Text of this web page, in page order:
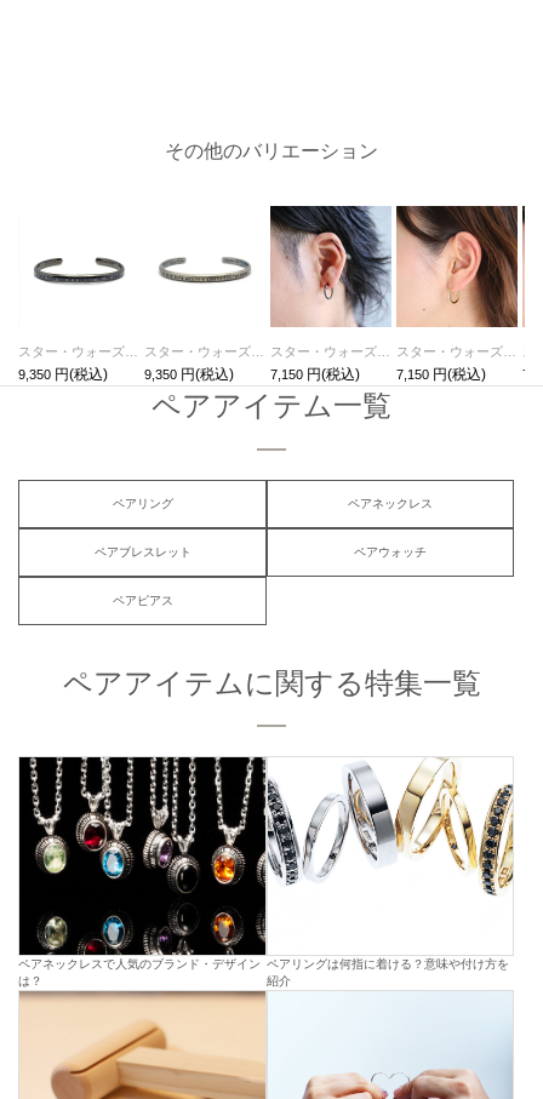
その他のバリエーション
スター・ウォーズ"STARWARS™"イントロダクトメッセージバングル-ブラック
9,350
スター・ウォーズ"STARWARS™"イントロダクトメッセージバングル-シルバー（燻加工）
9,350
スター・ウォーズ"STARWARS™"イントロダクトメッセージフープピアス-ブラック/片耳
7,150
スター・ウォーズ"STARWARS™"イントロダクトメッセージフープピアス-ゴールド/片耳
7,150
ペアアイテム一覧
ペアリング ペアネックレス
ペアブレスレット ペアウォッチ
ペアピアス
ペアアイテムに関する特集一覧
ペアネックレスで人気のブランド・デザイン
は？
ペアリングは何指に着ける？意味や付け方を
紹介